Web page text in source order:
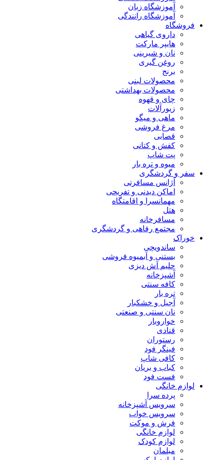
آموزشگاه زبان
آموزشگاه رانندگی
فروشگاه
داروی گیاهی
هایپر مارکت
نان و شیرینی
روغن گیری
برنج
محصولات لبنی
محصولات بهداشتی
چای و قهوه
زیورآلات
ماهی و میگو
مرغ فروشی
قصابی
کفش و کتانی
پت شاپ
میوه و تره بار
سفر و گردشگری
آژانس مسافرتی
اماکن دیدنی و تفریحی
مهمانسرا و اقامتگاه
هتل
مسافرخانه
مجتمع رفاهی و گردشگری
خوراک
ساندویچی
بستنی و آبمیوه فروشی
حلیم آش دیزی
آشپزخانه
کافه سنتی
تره بار
آجیل و خشکبار
نان سنتی و صنعتی
خواروبار
قنادی
رستوران
فینگر فود
کافی شاپ
کباب و بریان
فست فود
لوازم خانگی
پرده سرا
سرویس آشپزخانه
سرویس خواب
فرش و موکت
لوازم خانگی
لوازم کودک
مبلمان